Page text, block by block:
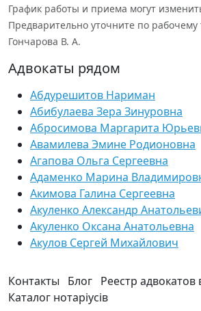
График работы и приема могут
Предварительно уточните по рабочему
Гончарова В. А.
Адвокаты рядом
Абдурешитов Нариман
Абибулаева Зера Зинуровна
Абросимова Маргарита
Авамилева Эмине Родионовна
Агапова Ольга Сергеевна
Адаменко Марина
Акимова Галина Сергеевна
Акуленко Александр
Акуленко Оксана Анатольевна
Акулов Сергей Михайлович
Контакты Блог Реестр адвокатов
Каталог нотаріусів